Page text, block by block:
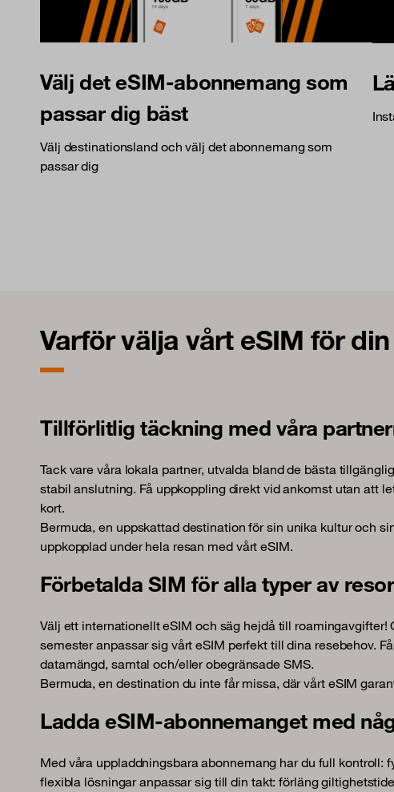
Välj det eSIM-abonnemang som
passar dig bäst
Välj destinationsland och välj det abonnemang som
passar dig
Varför välja vårt eSIM för
Tillförlitlig täckning med våra
Tack vare våra lokala partner, utvalda bland de bästa
stabil anslutning. Få uppkoppling direkt vid ankomst utan att
kort.
Bermuda, en uppskattad destination för sin unika kultur och
uppkopplad under hela resan med vårt eSIM.
Förbetalda SIM för alla typer av resor
Välj ett internationellt eSIM och säg hejdå till roamingavgifter!
semester anpassar sig vårt eSIM perfekt till dina resebehov.
datamängd, samtal och/eller obegränsade SMS.
Bermuda, en destination du inte får missa, där vårt eSIM
Ladda eSIM-abonnemanget med
Med våra uppladdningsbara abonnemang har du full kontroll:
flexibla lösningar anpassar sig till din takt: förläng